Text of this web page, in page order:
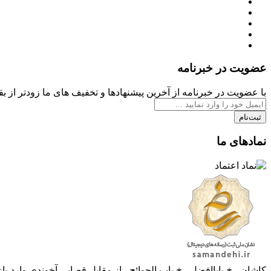
عضویت در خبرنامه
با عضویت در خبرنامه از آخرین پیشنهادها و تخفیف های ما زودتر از
ثبت‌نام
نمادهای ما